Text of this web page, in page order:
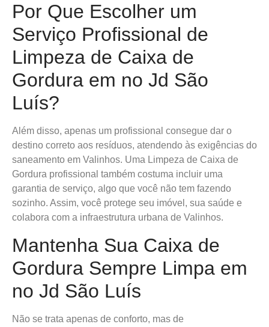
Por Que Escolher um
Serviço Profissional de
Limpeza de Caixa de
Gordura em no Jd São
Luís?
Além disso, apenas um profissional consegue dar o
destino correto aos resíduos, atendendo às exigências do
saneamento em Valinhos. Uma Limpeza de Caixa de
Gordura profissional também costuma incluir uma
garantia de serviço, algo que você não tem fazendo
sozinho. Assim, você protege seu imóvel, sua saúde e
colabora com a infraestrutura urbana de Valinhos.
Mantenha Sua Caixa de
Gordura Sempre Limpa em
no Jd São Luís
Não se trata apenas de conforto, mas de